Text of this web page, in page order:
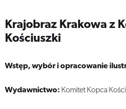
Krajobraz Krakowa z
Kościuszki
Wstęp, wybór i opracowanie
Wydawnictwo: Komitet Kopca